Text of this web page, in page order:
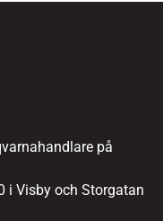
på
i Visby och Storgatan